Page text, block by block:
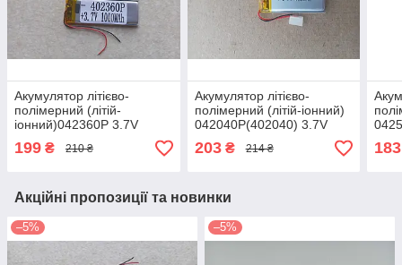
Акумулятор літієво-
полімерний (літій-
іонний)042360P 3.7V
1000mAh
199 ₴ 210 ₴
Акумулятор літієво-
полімерний (літій-іонний)
042040P(402040) 3.7V
450mAh
203₴ 214 ₴ 183
Акційні пропозиції та новинки
–5% –5%